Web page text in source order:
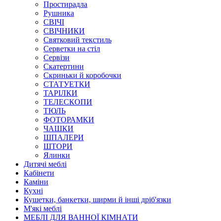
Простирадла
Рушника
СВІЧІ
СВІЧНИКИ
Святковий текстиль
Серветки на стіл
Сервізи
Скатертини
Скриньки й коробочки
СТАТУЕТКИ
ТАРІЛКИ
ТЕЛЕСКОПИ
ТЮЛЬ
ФОТОРАМКИ
ЧАШКИ
ШПАЛЕРИ
ШТОРИ
Ялинки
Дитячі меблі
Кабінети
Каміни
Кухні
Кушетки, банкетки, ширми й інші дріб'язки
М'які меблі
МЕБЛІ ДЛЯ ВАННОЇ КІМНАТИ